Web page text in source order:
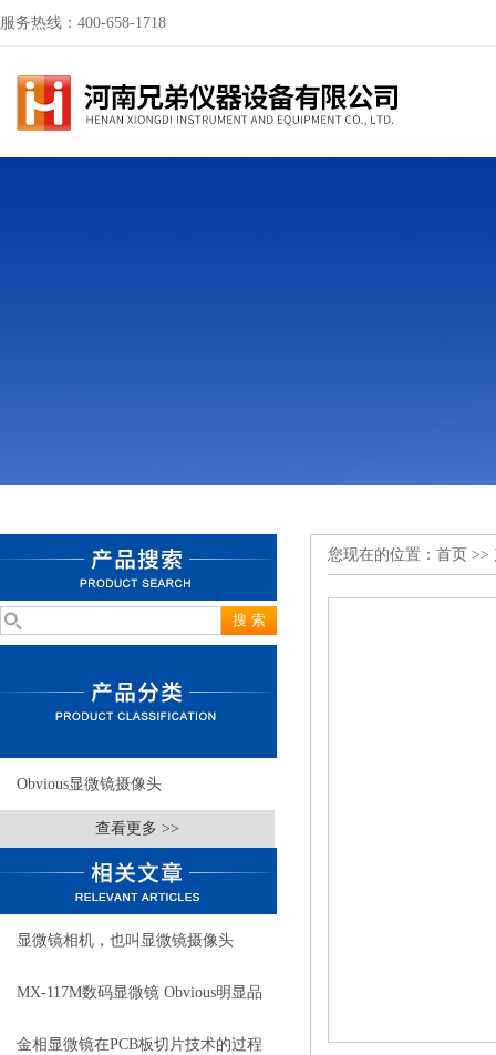
服务热线：400-658-1718
Obvious显微镜摄像头
查看更多 >>
显微镜相机，也叫显微镜摄像头
MX-117M数码显微镜 Obvious明显品
牌值得推荐
金相显微镜在PCB板切片技术的过程
您现在的位置： 首页 >>